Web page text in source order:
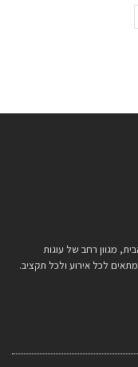
מגוון רחב של עוגות
לכל אירוע ולכל תקציב.